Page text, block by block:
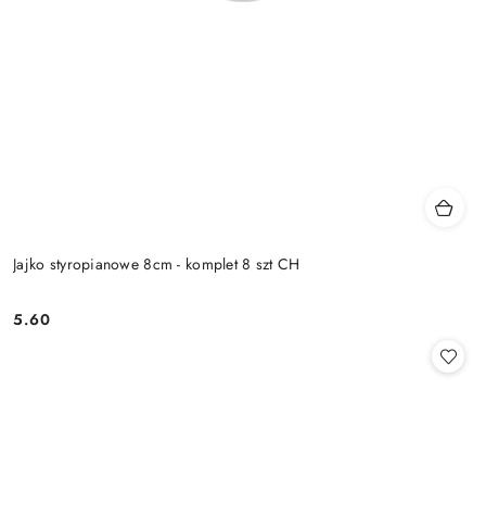
Jajko styropianowe 8cm - komplet 8 szt CH
Cena:
5.60